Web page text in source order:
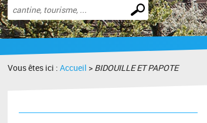
Effectuer
une
recherche
Vous êtes ici :Accueil > BIDOUILLE ET PAPOTE